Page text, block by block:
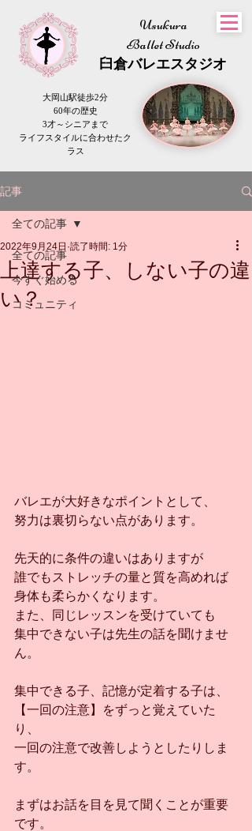
Usukura
Ballet Studio
​臼倉バレエスタジオ
大岡山駅徒歩2分
60年の歴史
3才～シニアまで
​ライフスタイルに合わせたク
ラス
記事
全ての記事
今すぐ始める
コミュニティ
全ての記事
上達する子、しない子の違
い？
2022年9月24日 読了時間: 1分
バレエが大好きなポイントとして、
努力は裏切らない点があります。
先天的に条件の違いはありますが
誰でもストレッチの量と質を高めれば
身体も柔らかくなります。
また、同じレッスンを受けていても
集中できない子は先生の話を聞けませ
ん。
集中できる子、記憶が定着する子は、
【一回の注意】をずっと覚えていた
り、
一回の注意で改善しようとしたりしま
す。
まずはお話を目を見て聞くことが重要
です。